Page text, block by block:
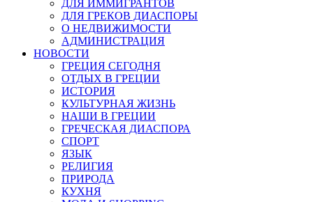
ДЛЯ ИММИГРАНТОВ
ДЛЯ ГРЕКОВ ДИАСПОРЫ
О НЕДВИЖИМОСТИ
АДМИНИСТРАЦИЯ
НОВОСТИ
ГРЕЦИЯ СЕГОДНЯ
ОТДЫХ В ГРЕЦИИ
ИСТОРИЯ
КУЛЬТУРНАЯ ЖИЗНЬ
НАШИ В ГРЕЦИИ
ГРЕЧЕСКАЯ ДИАСПОРА
СПОРТ
ЯЗЫК
РЕЛИГИЯ
ПРИРОДА
КУХНЯ